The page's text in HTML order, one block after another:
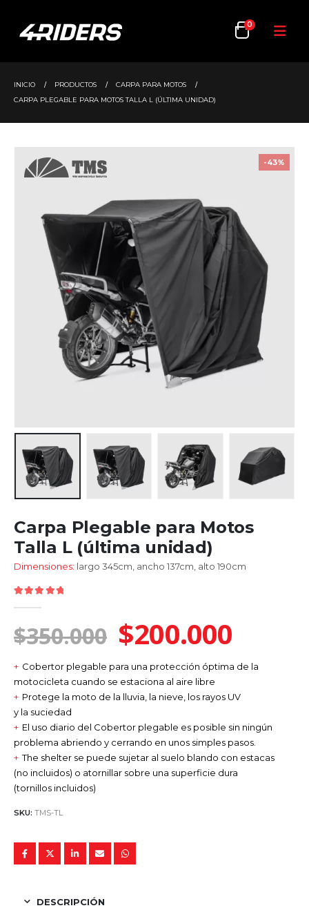
0
INICIO PRODUCTOS
CARPA PARA MOTOS
CARPA PLEGABLE PARA MOTOS TALLA L (ÚLTIMA UNIDAD)
-43%
Carpa Plegable para Motos
Talla L (última unidad)
Dimensiones: largo 345cm, ancho 137cm, alto 190cm
$350.000 El
precio
original
era:
$350.000.
$200.000
es:
Cobertor plegable para una protección óptima de la
motocicleta cuando se estaciona al aire libre
Protege la moto de la lluvia, la nieve, los rayos UV
y la suciedad
El uso diario del Cobertor plegable es posible sin ningún
problema abriendo y cerrando en unos simples pasos.
The shelter se puede sujetar al suelo blando con estacas
(no incluidos) o atornillar sobre una superficie dura
(tornillos incluidos)
SKU: TMS-TL
DESCRIPCIÓN